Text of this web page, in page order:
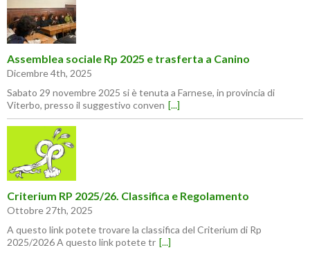
Assemblea sociale Rp 2025 e trasferta a Canino
Dicembre 4th, 2025
Sabato 29 novembre 2025 si è tenuta a Farnese, in provincia di
Viterbo, presso il suggestivo conven [...]
Criterium RP 2025/26. Classifica e Regolamento
Ottobre 27th, 2025
A questo link potete trovare la classifica del Criterium di Rp
2025/2026 A questo link potete tr [...]